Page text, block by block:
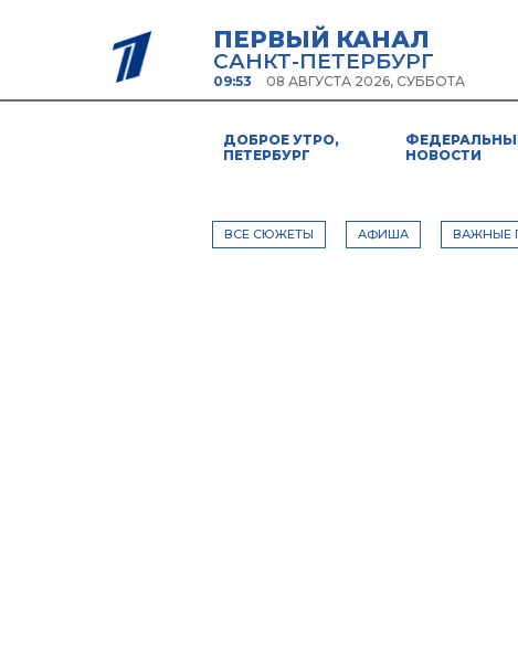
ПЕРВЫЙ КАНАЛ
САНКТ-ПЕТЕРБУРГ
09:53 08 АВГУСТА 2026, СУББОТА
ДОБРОЕ УТРО,
ПЕТЕРБУРГ
НОВОСТИ
ВСЕ СЮЖЕТЫ АФИША ВАЖНЫЕ